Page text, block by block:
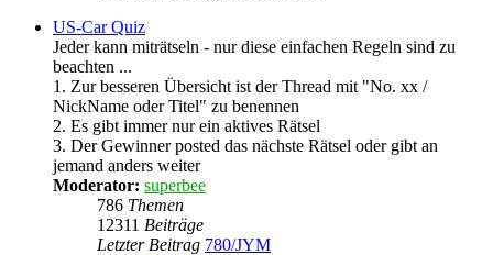
US-Car Quiz
Jeder kann miträtseln - nur diese einfachen Regeln sind zu
beachten ...
1. Zur besseren Übersicht ist der Thread mit "No. xx /
NickName oder Titel" zu benennen
2. Es gibt immer nur ein aktives Rätsel
3. Der Gewinner posted das nächste Rätsel oder gibt an
jemand anders weiter
Moderator: superbee
786 Themen
12311 Beiträge
Letzter Beitrag 780/JYM